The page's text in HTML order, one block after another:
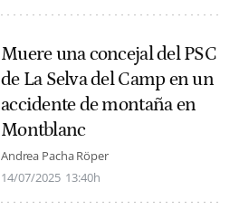
Muere una concejal del PSC
de La Selva del Camp en un
accidente de montaña en
Montblanc
Andrea Pacha Röper
14/07/2025 13:40h